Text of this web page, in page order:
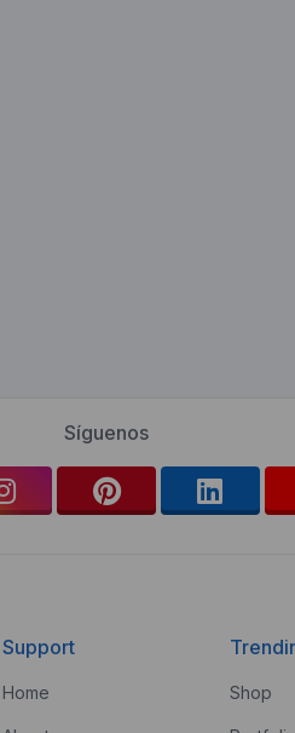
Síguenos
Support
Home Shop